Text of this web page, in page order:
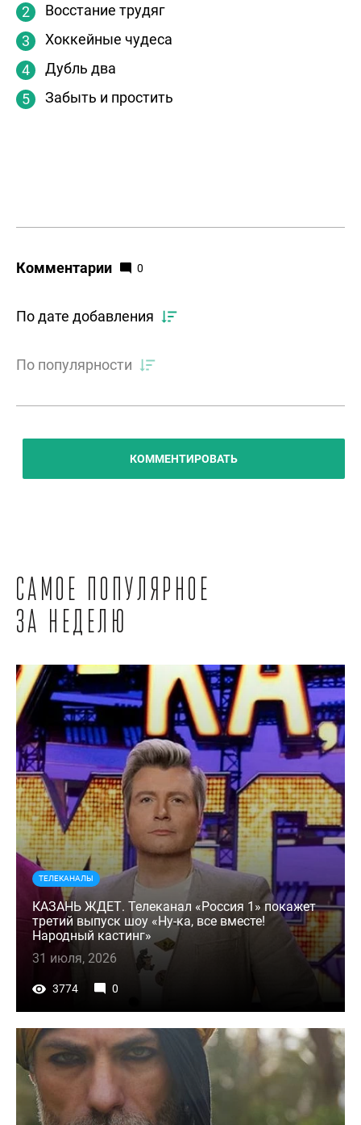
Восстание трудяг
Хоккейные чудеса
Дубль два
Забыть и простить
Комментарии 0
По дате добавления
По популярности
КОММЕНТИРОВАТЬ
Самое популярное
за неделю
ТЕЛЕКАНАЛЫ
КАЗАНЬ ЖДЕТ. Телеканал «Россия 1» покажет
третий выпуск шоу «Ну-ка, все вместе!
Народный кастинг»
31 июля, 2026
3774 0